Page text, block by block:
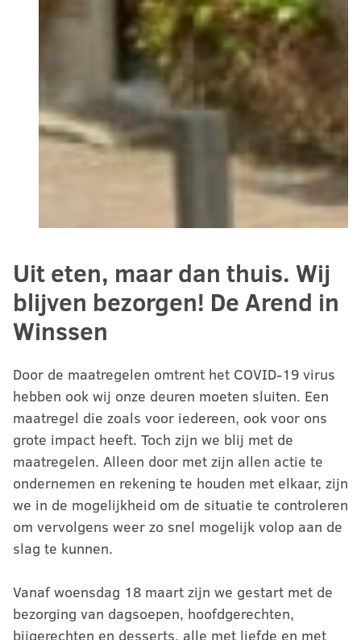
Uit eten, maar dan thuis. Wij
blijven bezorgen! De Arend in
Winssen
Door de maatregelen omtrent het COVID-19 virus
hebben ook wij onze deuren moeten sluiten. Een
maatregel die zoals voor iedereen, ook voor ons
grote impact heeft. Toch zijn we blij met de
maatregelen. Alleen door met zijn allen actie te
ondernemen en rekening te houden met elkaar, zijn
we in de mogelijkheid om de situatie te controleren
om vervolgens weer zo snel mogelijk volop aan de
slag te kunnen.
Vanaf woensdag 18 maart zijn we gestart met de
bezorging van dagsoepen, hoofdgerechten,
bijgerechten en desserts, alle met liefde en met